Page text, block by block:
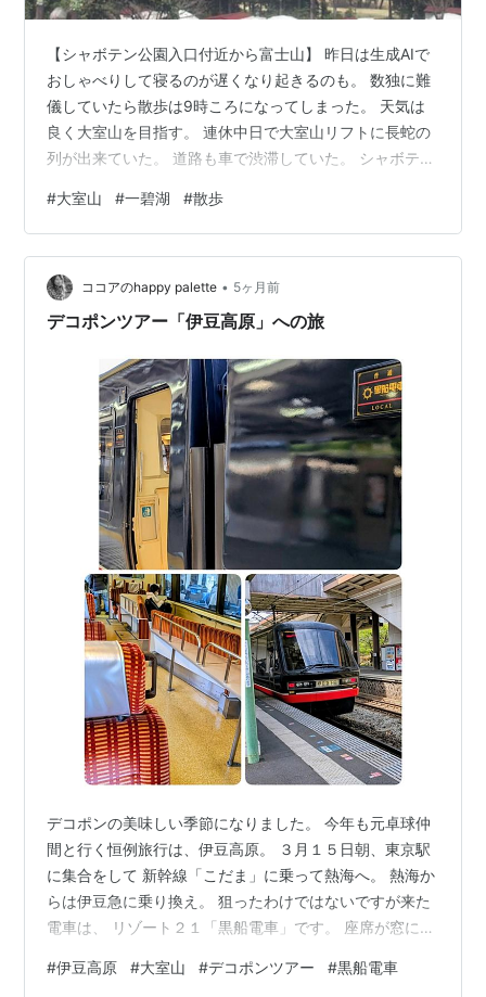
【シャボテン公園入口付近から富士山】 昨日は生成AIで
おしゃべりして寝るのが遅くなり起きるのも。 数独に難
儀していたら散歩は9時ころになってしまった。 天気は
良く大室山を目指す。 連休中日で大室山リフトに長蛇の
列が出来ていた。 道路も車で渋滞していた。 シャボテン
見れた。 以後は雲の中で他のスポットでは姿を見せなか
った。 さくらの里の桜はまだ開花が進んでいない。見ご
ろは1週間後くらいかな。 イトーピアの桜通りを下り一般
道に出て一碧湖に向かう。 湖を半周して小沼（沼池）の
東屋でお昼休憩にする。 出が遅れたのでお腹が空いてい
#大室山 #一碧湖 #散歩
ココアのhappy palette • 5ヶ月前
デコポンツアー「伊豆高原」への旅
デコポンの美味しい季節になりました。 今年も元卓球仲
間と行く恒例旅行は、伊豆高原。 ３月１５日朝、東京駅
に集合をして 新幹線「こだま」に乗って熱海へ。 熱海か
らは伊豆急に乗り換え。 狙ったわけではないですが来た
電車は、 リゾート２１「黒船電車」です。 座席が窓に向
由席の普通電車なので、お財布にも優しい。 踊り子号よ
#伊豆高原 #大室山 #デコポンツアー #黒船電車